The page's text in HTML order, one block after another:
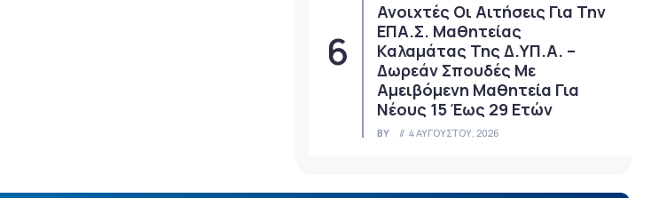
Ανοιχτές Οι Αιτήσεις Για Την
ΕΠΑ.Σ. Μαθητείας
Καλαμάτας Της Δ.ΥΠ.Α. –
Δωρεάν Σπουδές Με
Αμειβόμενη Μαθητεία Για
Νέους 15 Έως 29 Ετών
BY 4 ΑΥΓΟΎΣΤΟΥ, 2026